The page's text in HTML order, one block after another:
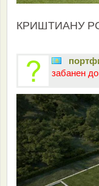
КРИШТИАНУ
забанен